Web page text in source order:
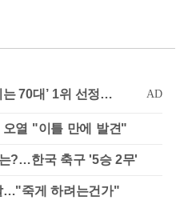
오열 "이틀 만에 발견"
?…한국 축구 '5승 2무'
…"죽게 하려는건가"